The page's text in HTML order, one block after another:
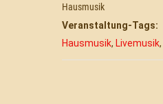
Hausmusik
Veranstaltung-Tags:
Hausmusik, Livemusik,